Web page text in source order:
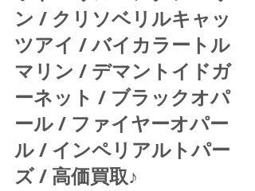
ン / クリソベリルキャッ
ツアイ / バイカラートル
マリン / デマントイドガ
ーネット / ブラックオパ
ール / ファイヤーオパー
ル / インペリアルトパー
ズ / 高価買取♪